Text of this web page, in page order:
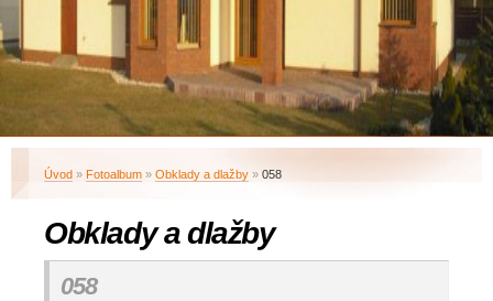
Úvod » Fotoalbum » Obklady a dlažby » 058
Obklady a dlažby
058